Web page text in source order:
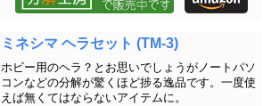
ミネシマ ヘラセット (TM-3)
ホビー用のヘラ？とお思いでしょうがノートパソ
コンなどの分解が驚くほど捗る逸品です。一度使
えば無くてはならないアイテムに。